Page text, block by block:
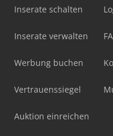
Inserate schalten
Inserate verwalten
Werbung buchen
Vertrauenssiegel
Auktion einreichen